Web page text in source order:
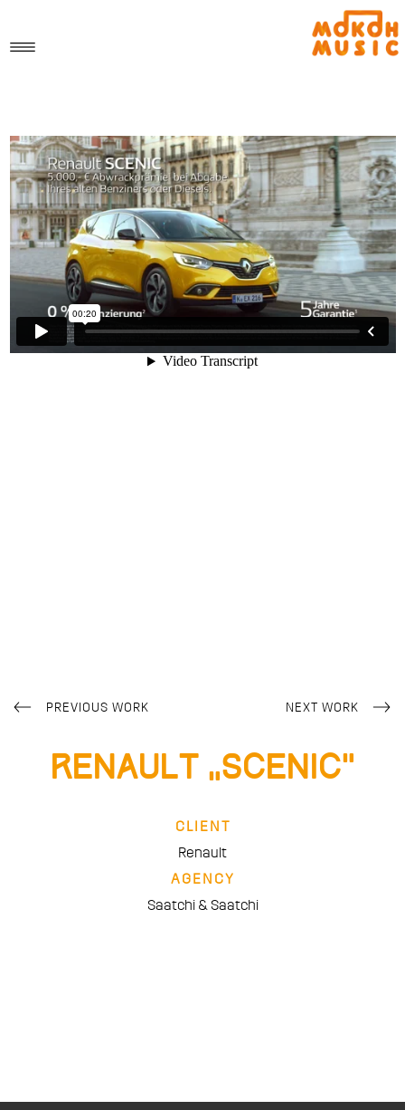
PREVIOUS WORK NEXT WORK
Renault „Scenic“
CLIENT
Renault
AGENCY
Saatchi & Saatchi